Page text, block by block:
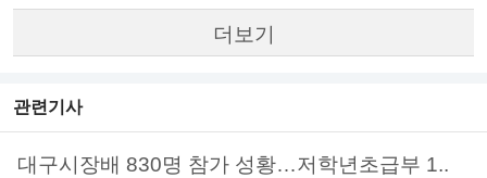
더보기
관련기사
대구시장배 830명 참가 성황…저학년초급부 1..